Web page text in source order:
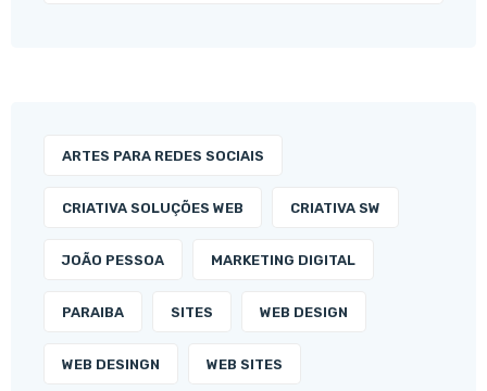
ARTES PARA REDES SOCIAIS
CRIATIVA SOLUÇÕES WEB CRIATIVA SW
JOÃO PESSOA MARKETING DIGITAL
PARAIBA SITES WEB DESIGN
WEB DESINGN WEB SITES